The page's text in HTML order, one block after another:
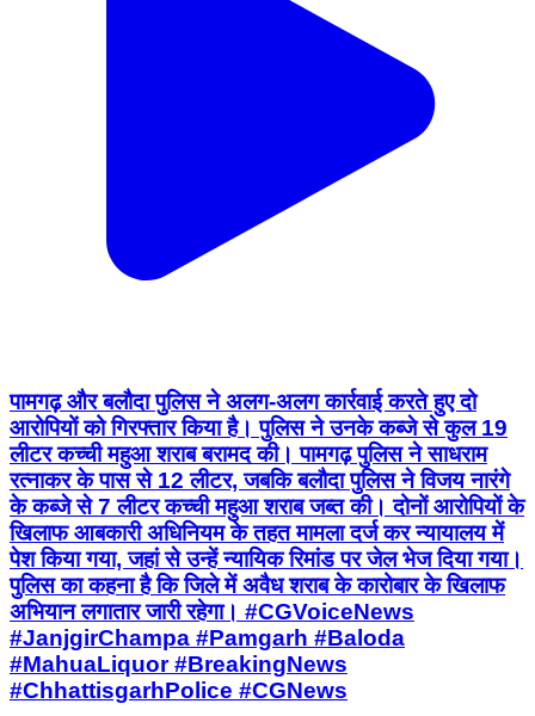
पामगढ़ और बलौदा पुलिस ने अलग-अलग कार्रवाई करते हुए दो
आरोपियों को गिरफ्तार किया है। पुलिस ने उनके कब्जे से कुल 19
लीटर कच्ची महुआ शराब बरामद की। पामगढ़ पुलिस ने साधराम
रत्नाकर के पास से 12 लीटर, जबकि बलौदा पुलिस ने विजय नारंगे
के कब्जे से 7 लीटर कच्ची महुआ शराब जब्त की। दोनों आरोपियों के
खिलाफ आबकारी अधिनियम के तहत मामला दर्ज कर न्यायालय में
पेश किया गया, जहां से उन्हें न्यायिक रिमांड पर जेल भेज दिया गया।
पुलिस का कहना है कि जिले में अवैध शराब के कारोबार के खिलाफ
अभियान लगातार जारी रहेगा। #CGVoiceNews
#JanjgirChampa #Pamgarh #Baloda
#MahuaLiquor #BreakingNews
#ChhattisgarhPolice #CGNews